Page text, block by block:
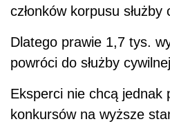
członków korpusu służby
Dlatego prawie 1,7 tys.
powróci do służby
Eksperci nie chcą jednak
konkursów na wyższe